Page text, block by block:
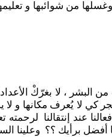
من شوائبها و
البشر ، لا بغرّكْ
كي لا يُعرف مكانها و
عند إنتقالنا لرحمته
أفضل برأيك ؟؟ وعلينا